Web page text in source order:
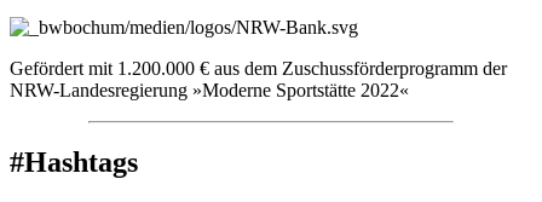
Gefördert mit 1.200.000 € aus dem Zuschussförderprogramm der
NRW-Landesregierung »Moderne Sportstätte 2022«
#Hashtags